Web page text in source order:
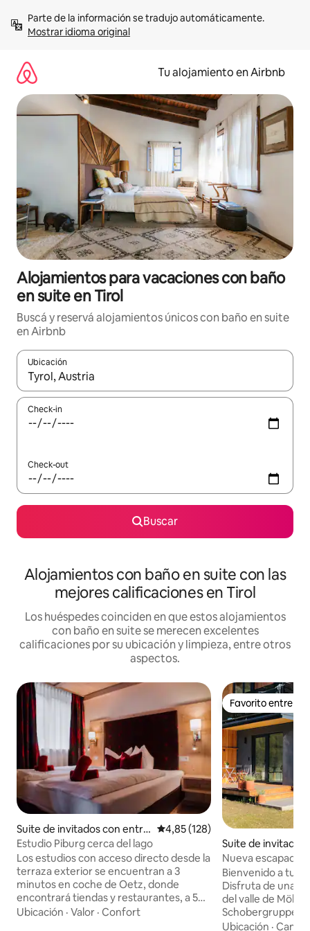
contenidoMostrar idioma original
Tu alojamiento en Airbnb
Alojamientos para vacaciones con baño
en suite en Tirol
Buscá y reservá alojamientos únicos con baño en suite
en Airbnb
Ubicación
Cuando los resultados estén disponibles, navegá con las
Check-in
Check-out
Buscar
Alojamientos con baño en suite con las
mejores calificaciones en Tirol
Los huéspedes coinciden en que estos alojamientos
con baño en suite se merecen excelentes
calificaciones por su ubicación y limpieza, entre otros
aspectos.
Suite de invitados con entra
da independiente en Oetz
Calificación promedio: 4,85 de
4,85 (128)
Estudio Piburg cerca del lago
Los estudios con acceso directo desde la
terraza exterior se encuentran a 3
minutos en coche de Oetz, donde
encontrará tiendas y restaurantes, a 5
minutos a pie del lago Piburger See, que
Ubicación · Valor · Confort
Favorito entre
Favorito entre
Suite de
a independiente
ittal an der Drau
Nueva escapada
Bienvenido a tu
Disfruta de unas
del valle de
Schobergruppe
apartamento
Ubicación ·